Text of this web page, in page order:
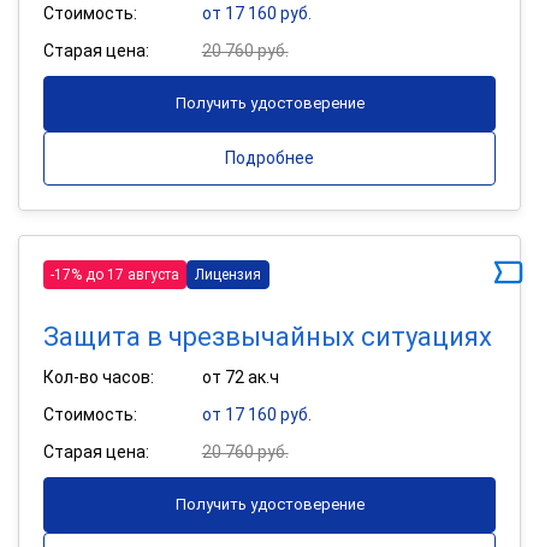
Стоимость:
от 17 160 руб.
Старая цена:
20 760 руб.
Получить удостоверение
Подробнее
-17% до 17 августа Лицензия
Защита в чрезвычайных ситуациях
Кол-во часов:
от 72 ак.ч
Стоимость:
от 17 160 руб.
Старая цена:
20 760 руб.
Получить удостоверение